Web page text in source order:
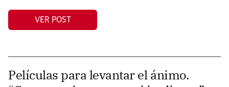
VER POST
Películas para levantar el ánimo.